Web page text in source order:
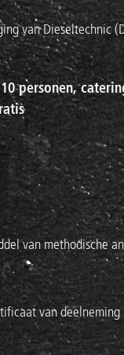
van Dieseltechnic
personen,
van methodische
van deelneming